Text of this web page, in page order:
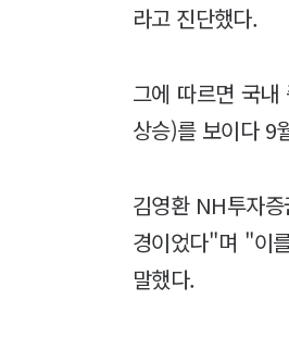
라고 진단했다.
그에 따르면 국
상승)를 보이다 9
김영환 NH투자
경이었다"며 "이
말했다.